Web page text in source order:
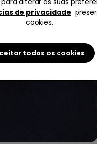
alterar as suas
de privacidade
cookies.
todos os cookies